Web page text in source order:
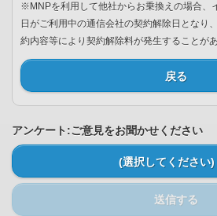
※MNPを利用して他社からお乗換えの場合、
日がご利用中の通信会社の契約解除日となり
約内容等により契約解除料が発生することがあ
戻る
アンケート:ご意見をお聞かせください
(選択してください)
送信する